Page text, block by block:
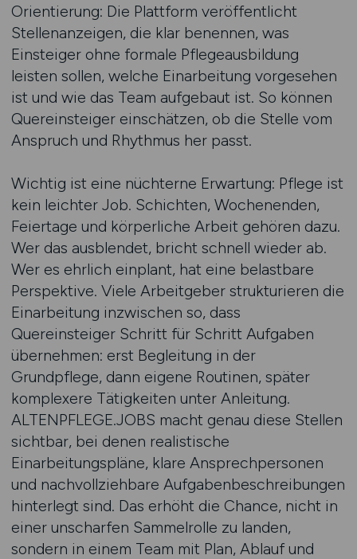
Orientierung: Die Plattform veröffentlicht
Stellenanzeigen, die klar benennen, was
Einsteiger ohne formale Pflegeausbildung
leisten sollen, welche Einarbeitung vorgesehen
ist und wie das Team aufgebaut ist. So können
Quereinsteiger einschätzen, ob die Stelle vom
Anspruch und Rhythmus her passt.
Wichtig ist eine nüchterne Erwartung: Pflege ist
kein leichter Job. Schichten, Wochenenden,
Feiertage und körperliche Arbeit gehören dazu.
Wer das ausblendet, bricht schnell wieder ab.
Wer es ehrlich einplant, hat eine belastbare
Perspektive. Viele Arbeitgeber strukturieren die
Einarbeitung inzwischen so, dass
Quereinsteiger Schritt für Schritt Aufgaben
übernehmen: erst Begleitung in der
Grundpflege, dann eigene Routinen, später
komplexere Tätigkeiten unter Anleitung.
ALTENPFLEGE.JOBS macht genau diese Stellen
sichtbar, bei denen realistische
Einarbeitungspläne, klare Ansprechpersonen
und nachvollziehbare Aufgabenbeschreibungen
hinterlegt sind. Das erhöht die Chance, nicht in
einer unscharfen Sammelrolle zu landen,
sondern in einem Team mit Plan, Ablauf und